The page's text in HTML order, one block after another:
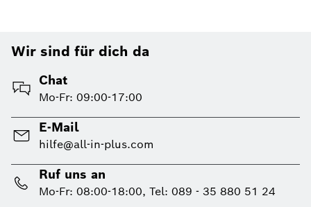
Wir sind für dich da
Chat
Mo-Fr: 09:00-17:00
E-Mail
hilfe@all-in-plus.com
Ruf uns an
Mo-Fr: 08:00-18:00, Tel: 089 - 35 880 51 24